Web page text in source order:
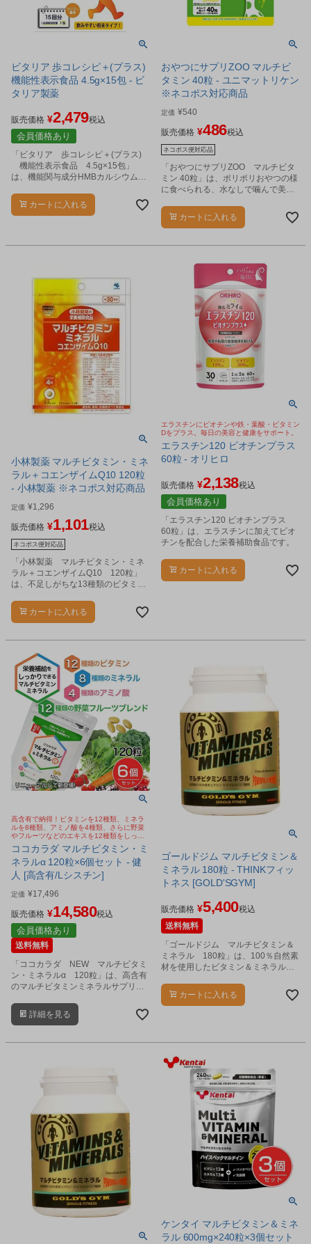
ビタリア 歩コレシピ＋(プラス)
機能性表示食品 4.5g×15包 - ビ
タリア製薬
販売価格 ¥2,479税込
会員価格あり
「ビタリア 歩コレシピ＋(プラス)
機能性表示食品 4.5g×15包」
は、機能関与成分HMBカルシウムを
型コラーゲンをプラスした機能性表
示食品です。
カートに入れる
おやつにサプリZOO マルチビ
タミン 40粒 - ユニマットリケン
※ネコポス対応商品
定価 ¥540
販売価格 ¥486税込
ネコポス便対応品
「おやつにサプリZOO マルチビタ
ミン 40粒」は、ポリポリおやつの様
に食べられる、水なしで噛んで美味
トです。
カートに入れる
小林製薬 マルチビタミン・ミネ
ラル＋コエンザイムQ10 120粒
- 小林製薬 ※ネコポス対応商品
定価 ¥1,296
販売価格 ¥1,101税込
ネコポス便対応品
「小林製薬 マルチビタミン・ミネ
ラル＋コエンザイムQ10 120粒」
は、不足しがちな13種類のビタミ
摂取できます。
カートに入れる
エラスチンにビオチンや鉄・葉酸・ビタミン
Dをプラス。毎日の美容と健康をサポート。
エラスチン120 ビオチンプラス
60粒 - オリヒロ
販売価格 ¥2,138税込
会員価格あり
「エラスチン120 ビオチンプラス
60粒」は、エラスチンに加えてビオ
チンを配合した栄養補助食品です。
カートに入れる
高含有で納得！ビタミンを12種類、ミネラ
ルを8種類、アミノ酸を4種類、さらに野菜
やフルーツなどのエキスを12種類をしっか
り配合
ココカラダ マルチビタミン・ミ
ネラルα 120粒×6個セット - 健
人 [高含有/Lシスチン]
定価 ¥17,496
販売価格 ¥14,580税込
会員価格あり
送料無料
「ココカラダ NEW マルチビタミ
ン・ミネラルα 120粒」は、高含有
のマルチビタミンミネラルサプリメ
詳細を見る
ゴールドジム マルチビタミン＆
ミネラル 180粒 - THINKフィッ
トネス [GOLD'SGYM]
販売価格 ¥5,400税込
送料無料
「ゴールドジム マルチビタミン＆
ミネラル 180粒」は、100％自然素
材を使用したビタミン＆ミネラルサ
カートに入れる
ケンタイ マルチビタミン＆ミネ
ラル 600mg×240粒×3個セット